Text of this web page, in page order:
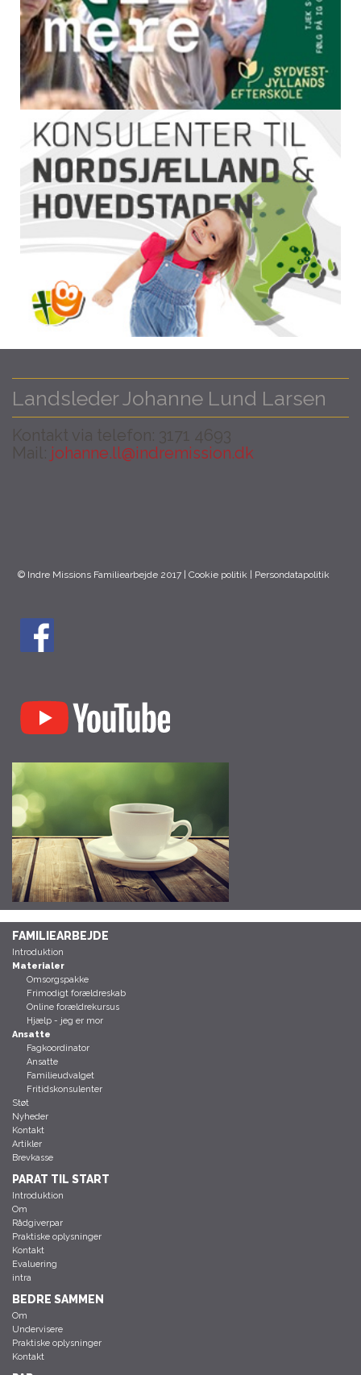
Landsleder Johanne Lund Larsen
Kontakt via telefon: 3171 4693
Mail: johanne.ll@indremission.dk
© Indre Missions Familiearbejde 2017 | Cookie politik Persondatapolitik
FAMILIEARBEJDE
Introduktion
Materialer
Omsorgspakke
Frimodigt forældreskab
Online forældrekursus
Hjælp - jeg er mor
Ansatte
Fagkoordinator
Ansatte
Familieudvalget
Fritidskonsulenter
Støt
Nyheder
Kontakt
Artikler
Brevkasse
PARAT TIL START
Introduktion
Om
Rådgiverpar
Praktiske oplysninger
Kontakt
Evaluering
intra
BEDRE SAMMEN
Om
Undervisere
Praktiske oplysninger
Kontakt